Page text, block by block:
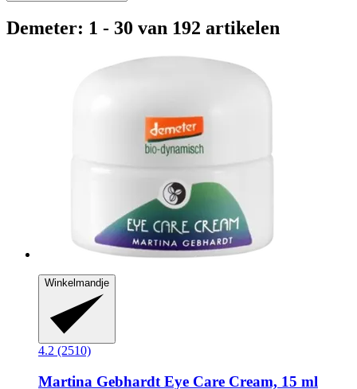
Demeter: 1 - 30 van 192 artikelen
Winkelmandje
4.2 (2510)
Martina Gebhardt Eye Care Cream, 15 ml